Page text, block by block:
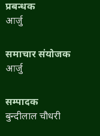
प्रबन्धक
आर्जु
समाचार संयोजक
आर्जु
सम्पादक
बुन्दीलाल चौधरी